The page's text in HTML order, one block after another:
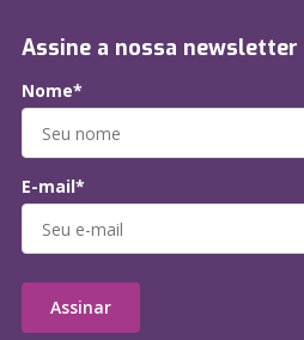
Assine a nossa newsletter
Nome*
E-mail*
Assinar